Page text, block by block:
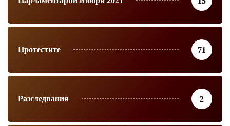
Протестите 71
Разследвания 2